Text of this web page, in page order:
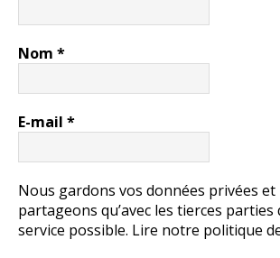
Nom *
E-mail *
Nous gardons vos données privées et
partageons qu’avec les tierces parties
service possible. Lire notre politique